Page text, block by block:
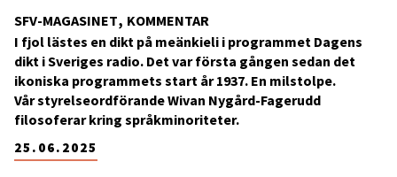
SFV-MAGASINET KOMMENTAR
25.06.2025
I fjol lästes en dikt på meänkieli i programmet Dagens
dikt i Sveriges radio. Det var första gången sedan det
ikoniska programmets start år 1937. En milstolpe.
Vår styrelseordförande Wivan Nygård-Fagerudd
filosoferar kring språkminoriteter.